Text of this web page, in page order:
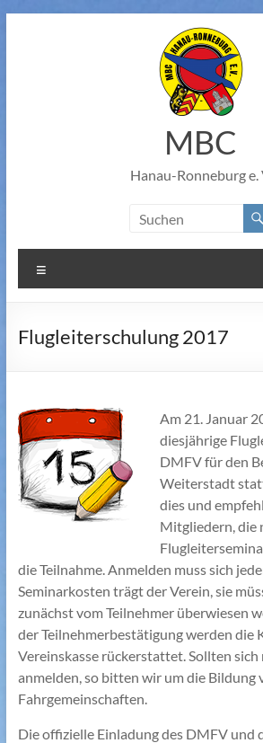
MBC
Hanau-Ronneburg e.
Flugleiterschulung 2017
Am 21. Januar
diesjährige
DMFV für den
Weiterstadt
dies und
Mitgliedern, die
die Teilnahme. Anmelden muss sich
Seminarkosten trägt der Verein, sie
zunächst vom Teilnehmer überwiesen
der Teilnehmerbestätigung werden die
Vereinskasse rückerstattet. Sollten sich
anmelden, so bitten wir um die Bildung
Fahrgemeinschaften.
Die offizielle Einladung des DMFV und